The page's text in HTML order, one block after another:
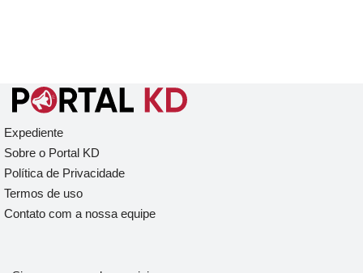
Expediente
Sobre o Portal KD
Política de Privacidade
Termos de uso
Contato com a nossa equipe